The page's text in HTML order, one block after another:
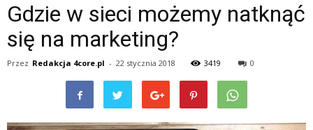
Gdzie w sieci możemy natknąć
się na marketing?
Przez Redakcja 4core.pl - 22 stycznia 2018 3419 0